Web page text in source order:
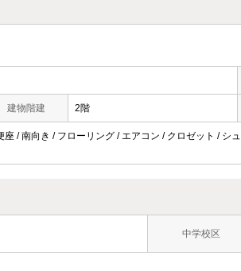
建物階建 2階
/ 南向き / フローリング / エアコン / クロゼット /
中学校区